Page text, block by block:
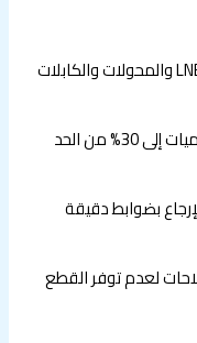
أولاً، تحتفظ الشركة بمخزون رئيسي من الـ LNB والمحولات والكابلات
ثانياً، تُجدد المخزون تلقائياً عند انخفاض الكميات إلى 30% من الحد
بضوابط دقيقة
لعدم توفر القطع